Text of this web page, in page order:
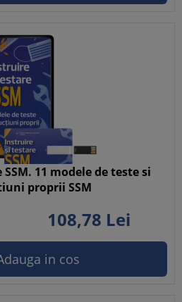
11 modele de teste si
proprii SSM
108,78 Lei
in cos